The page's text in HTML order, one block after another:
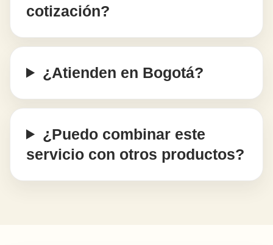
cotización?
¿Atienden en Bogotá?
¿Puedo combinar este
servicio con otros productos?